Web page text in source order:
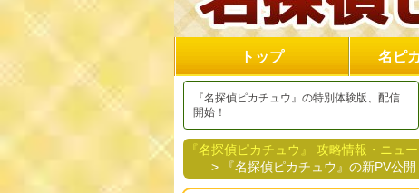
トップ 名ピ
『名探偵ピカチュウ』の特別体験版、配信
開始！
『名探偵ピカチュウ』 攻略情報・ニュ
> 『名探偵ピカチュウ』の新PV公